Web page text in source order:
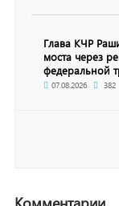
Глава КЧР
моста через
федеральной
07.08.2026 382